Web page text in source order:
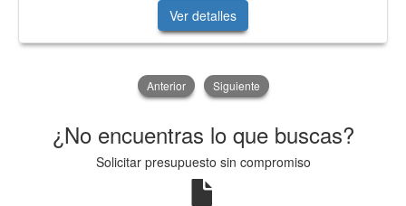
Ver detalles
Anterior Siguiente
¿No encuentras lo que buscas?
Solicitar presupuesto sin compromiso